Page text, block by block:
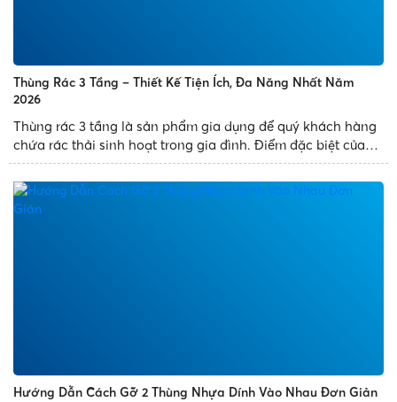
Thùng Rác 3 Tầng – Thiết Kế Tiện Ích, Đa Năng Nhất Năm
2026
Thùng rác 3 tầng là sản phẩm gia dụng để quý khách hàng
chứa rác thải sinh hoạt trong gia đình. Điểm đặc biệt của
sản phẩm là thùng rác thiết kế 3 ngăn, có nhiều diện tích
chứa đựng rác và mang đến tiện ích cho quý khách...
Hướng Dẫn Cách Gỡ 2 Thùng Nhựa Dính Vào Nhau Đơn Giản